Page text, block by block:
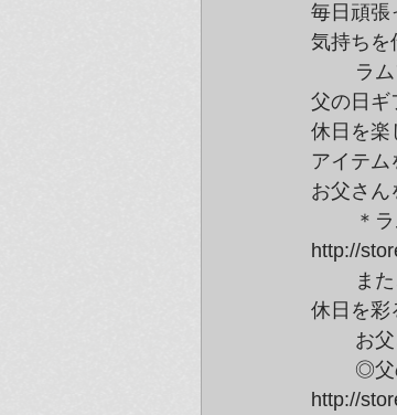
毎日頑張
気持ちを
父の日ギ
休日を楽
アイテム
お父さん
http://
休日を彩
お
http://